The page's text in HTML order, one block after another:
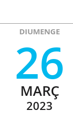
DIUMENGE
26
MARÇ
2023